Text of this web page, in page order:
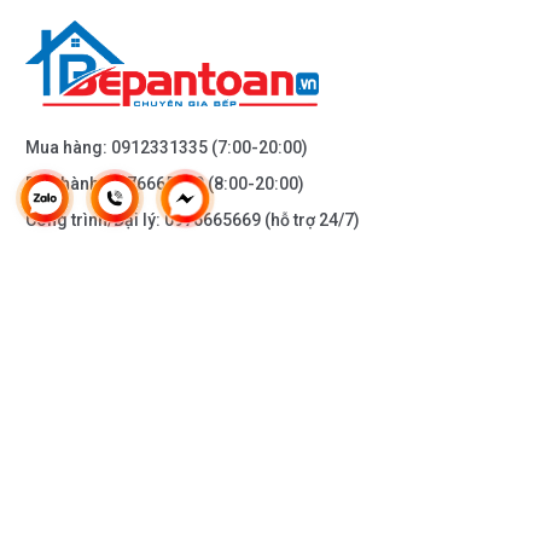
Mua hàng: 0912331335 (7:00-20:00)
Bảo hành:0976665669(8:00-20:00)
Công trình/Đại lý:0976665669 (hỗ trợ 24/7)